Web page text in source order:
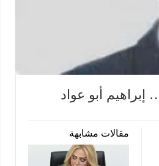
أبو عواد
مقالات مشابهة